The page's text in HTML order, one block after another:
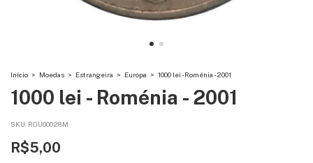
Início > Moedas > Estrangeira > Europa > 1000 lei - Roménia - 2001
1000 lei - Roménia - 2001
SKU: ROU00028M
R$5,00